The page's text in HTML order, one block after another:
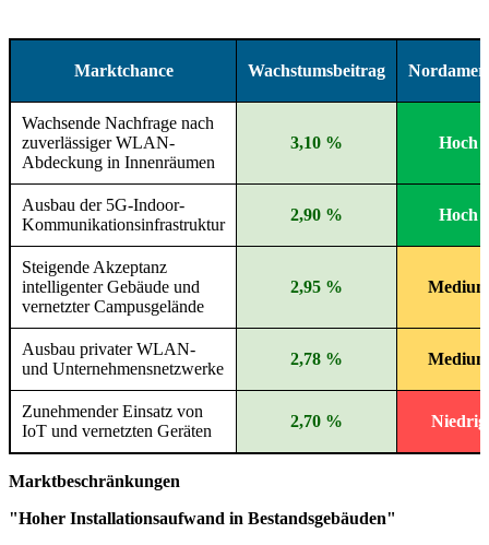
Marktchance Wachstumsbeitrag
Wachsende Nachfrage nach
zuverlässiger WLAN-
Abdeckung in Innenräumen
3,10 % Hoch
Ausbau der 5G-Indoor-
Kommunikationsinfrastruktur
2,90 % Hoch
Steigende Akzeptanz
intelligenter Gebäude und
vernetzter Campusgelände
2,95 % Medium
Ausbau privater WLAN-
und Unternehmensnetzwerke
2,78 % Medium
Zunehmender Einsatz von
IoT und vernetzten Geräten
2,70 % Niedrig
Marktbeschränkungen
"Hoher Installationsaufwand in Bestandsgebäuden"